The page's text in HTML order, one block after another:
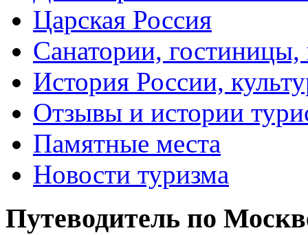
Царская Россия
Санатории, гостиницы,
История России,
Отзывы и истории
Памятные места
Новости туризма
Путеводитель по